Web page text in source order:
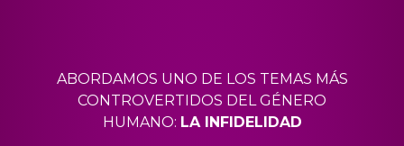
ABORDAMOS UNO DE LOS TEMAS MÁS
CONTROVERTIDOS DEL GÉNERO
HUMANO: LA INFIDELIDAD